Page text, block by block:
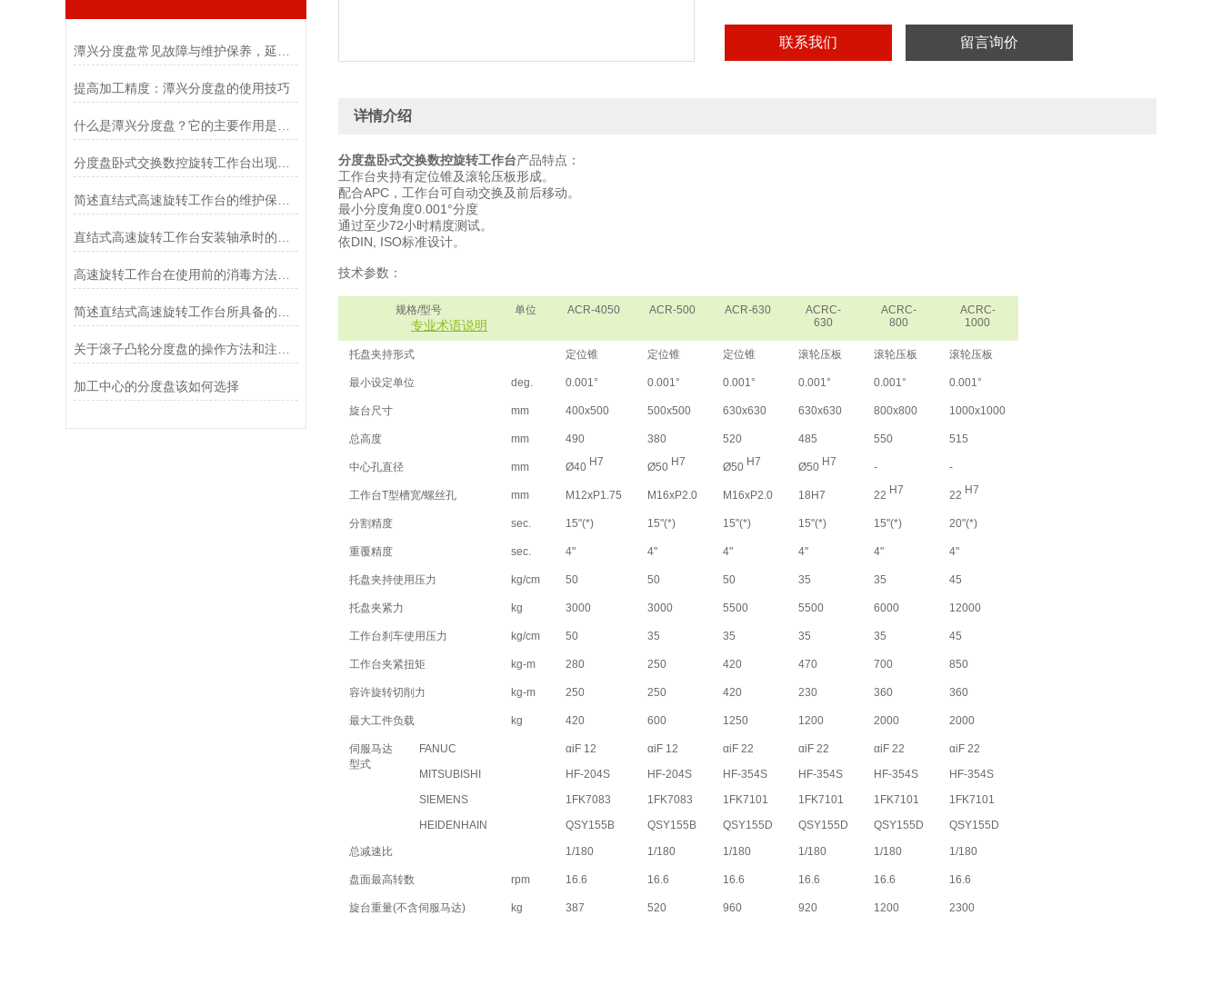
提高加工精度：潭兴分度盘的使用技巧
分度盘卧式交换数控旋转工作台出现故障后可通过这些方法解决
高速旋转工作台在使用前的消毒方法分享
加工中心的分度盘该如何选择
依DIN, ISO标准设计。
联系我们 留言询价
详情介绍
分度盘卧式交换数控旋转工作台产品特点：
工作台夹持有定位锥及滚轮压板形成。
配合APC，工作台可自动交换及前后移动。
最小分度角度0.001°分度
通过至少72小时精度测试。
依DIN, ISO标准设计。
技术参数：
规格/型号
专业术语说明
单位 ACR-4050 ACR-500 ACR-630
ACRC-
630
ACRC-
800
ACRC-
1000
托盘夹持形式 定位锥 定位锥 定位锥 滚轮压板 滚轮压板 滚轮压板
最小设定单位 deg. 0.001° 0.001° 0.001° 0.001° 0.001° 0.001°
旋台尺寸 mm 400x500 500x500 630x630 630x630 800x800 1000x1000
总高度 mm 490 380 520 485 550 515
中心孔直径 mm Ø40 H7 Ø50 H7 Ø50 H7 Ø50 H7 - -
工作台T型槽宽/螺丝孔 mm M12xP1.75 M16xP2.0 M16xP2.0 18H7 22 H7 22 H7
分割精度 sec. 15"(*) 15"(*) 15"(*) 15"(*) 15"(*) 20"(*)
重覆精度 sec. 4" 4" 4" 4" 4" 4"
托盘夹持使用压力 kg/cm 50 50 50 35 35 45
托盘夹紧力 kg 3000 3000 5500 5500 6000 12000
工作台刹车使用压力 kg/cm 50 35 35 35 35 45
工作台夹紧扭矩 kg-m 280 250 420 470 700 850
容许旋转切削力 kg-m 250 250 420 230 360 360
最大工件负载 kg 420 600 1250 1200 2000 2000
伺服马达
型式
FANUC αiF 12 αiF 12 αiF 22 αiF 22 αiF 22
αiF 22
MITSUBISHI
HF-204S HF-204S HF-354S HF-354S HF-354S
HF-354S
SIEMENS
1FK7083 1FK7083 1FK7101 1FK7101 1FK7101
1FK7101
HEIDENHAIN
QSY155B QSY155B QSY155D QSY155D QSY155D QSY155D
总减速比 1/180 1/180 1/180 1/180 1/180 1/180
盘面最高转数 rpm 16.6 16.6 16.6 16.6 16.6 16.6
旋台重量(不含伺服马达) kg 387 520 960 920 1200 2300